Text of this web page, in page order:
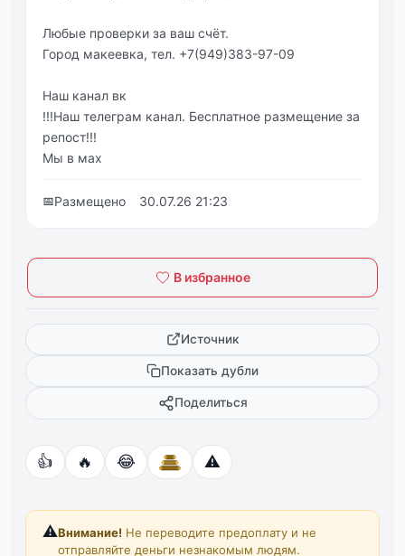
Любые проверки за ваш счёт.
Город макеевка, тел. +7(949)383-97-09
Наш канал вк
!!!Наш телеграм канал. Бесплатное размещение за
репост!!!
Мы в мах
📅Размещено 30.07.26 21:23
В избранное
Источник
Показать дубли
Поделиться
👍 🔥 😂 ⚠️
⚠️Внимание! Не переводите предоплату и не
отправляйте деньги незнакомым людям.